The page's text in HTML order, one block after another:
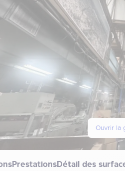
Ouvrir la
PrestationsDétail des